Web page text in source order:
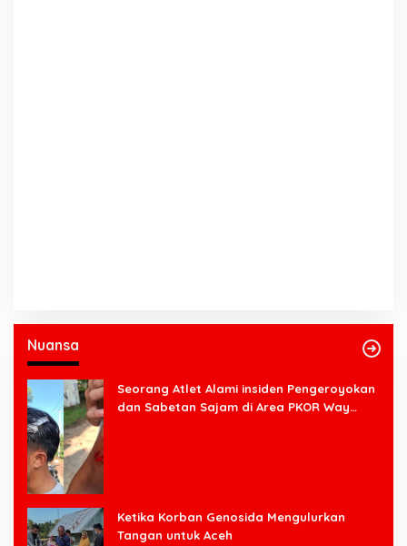
Nuansa
Seorang Atlet Alami insiden Pengeroyokan
dan Sabetan Sajam di Area PKOR Way
Ketika Korban Genosida Mengulurkan
Tangan untuk Aceh